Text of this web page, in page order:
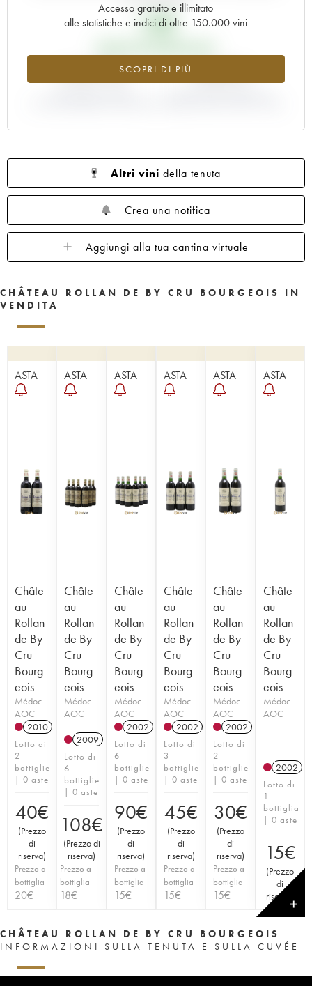
Accesso gratuito e illimitato
alle statistiche e indici di oltre 150.000 vini
SCOPRI DI PIÙ
14€
+14.71%
Altri vini della tenuta
Crea una notifica
Aggiungi alla tua cantina virtuale
CHÂTEAU ROLLAN DE BY CRU BOURGEOIS IN
VENDITA
ASTA
Châte
au
Rollan
de By
Cru
Bourg
eois
Médoc
AOC
2010
Lotto di
2
bottiglie
| 0 aste
40€
(Prezzo
di
riserva)
Prezzo a
bottiglia
20€
ASTA
Châte
au
Rollan
de By
Cru
Bourg
eois
Médoc
AOC
2009
Lotto di
6
bottiglie
| 0 aste
108€
(Prezzo di
riserva)
Prezzo a
bottiglia
18€
ASTA
Châte
au
Rollan
de By
Cru
Bourg
eois
Médoc
AOC
2002
Lotto di
6
bottiglie
| 0 aste
90€
(Prezzo
di
riserva)
Prezzo a
bottiglia
15€
ASTA
Châte
au
Rollan
de By
Cru
Bourg
eois
Médoc
AOC
2002
Lotto di
3
bottiglie
| 0 aste
45€
(Prezzo
di
riserva)
Prezzo a
bottiglia
15€
ASTA
Châte
au
Rollan
de By
Cru
Bourg
eois
Médoc
AOC
2002
Lotto di
2
bottiglie
| 0 aste
30€
(Prezzo
di
riserva)
Prezzo a
bottiglia
15€
ASTA
Châte
au
Rollan
de By
Cru
Bourg
eois
Médoc
AOC
2002
Lotto di
1
bottiglia
| 0 aste
15€
(Prezzo
di
riserva
✕
CHÂTEAU ROLLAN DE BY CRU BOURGEOIS
INFORMAZIONI SULLA TENUTA E SULLA CUVÉE